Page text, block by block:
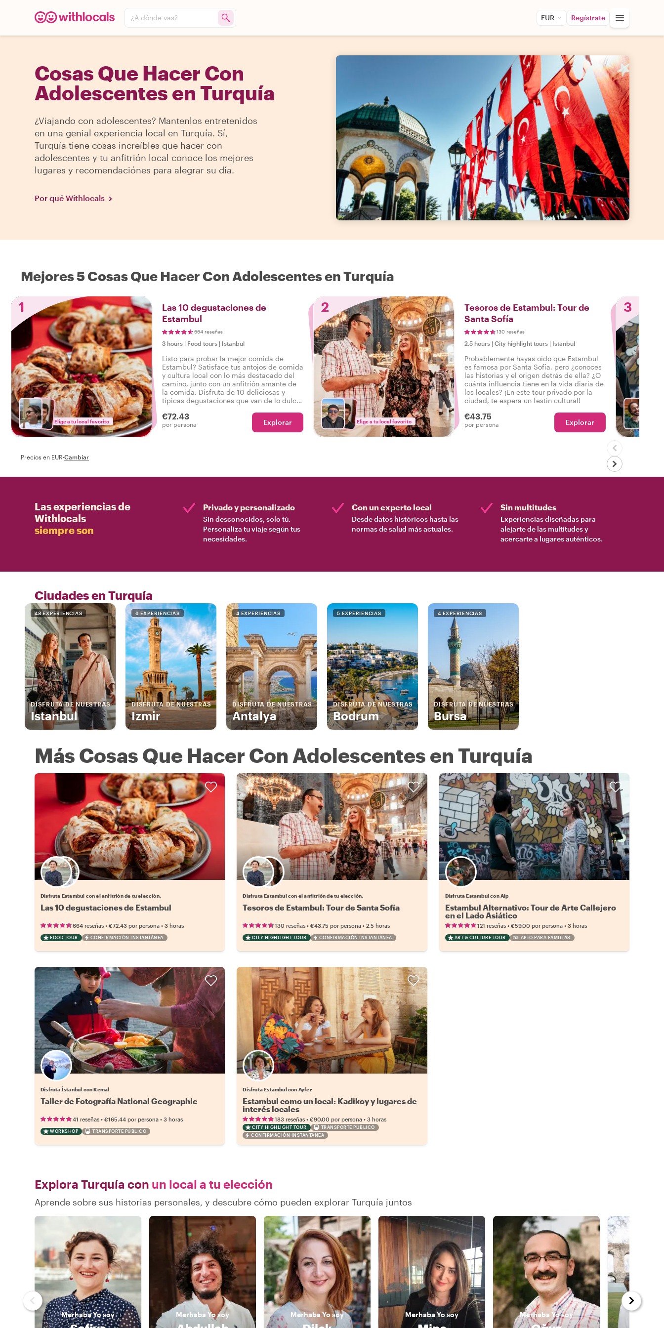
¿A dónde vas? EUR Regístrate
Cosas Que Hacer Con
Adolescentes en Turquía
¿Viajando con adolescentes? Mantenlos entretenidos
en una genial experiencia local en Turquía. Sí,
Turquía tiene cosas increíbles que hacer con
adolescentes y tu anfitrión local conoce los mejores
lugares y recomendaciónes para alegrar su día.
Por qué Withlocals
Mejores 5 Cosas Que Hacer Con Adolescentes en Turquía
1
Elige a tu local favorito
Las 10 degustaciones de
Estambul
664 reseñas
3 hours | Food tours | Istanbul
Listo para probar la mejor comida de
Estambul? Satisface tus antojos de comida
y cultura local con lo más destacado del
camino, junto con un anfitrión amante de
la comida. Disfruta de 10 deliciosas y
típicas degustaciones que van de lo dulce
sabroso tour gastronómico por Estambul.
€72.43
por persona Explorar
2
Elige a tu local favorito
Tesoros de Estambul: Tour de
Santa Sofía
130 reseñas
2.5 hours | City highlight tours | Istanbul
Probablemente hayas oído que Estambul
es famosa por Santa Sofía, pero ¿conoces
las historias y el origen detrás de ella? ¿O
cuánta influencia tiene en la vida diaria de
los locales? ¡En este tour privado por la
ciudad, te espera un festín cultural!
€43.75
por persona Explorar
3
Precios en EUR·Cambiar
Las experiencias de
Withlocals
siempre son
Privado y personalizado
Sin desconocidos, solo tú.
Personaliza tu viaje según tus
necesidades.
Con un experto local
Desde datos históricos hasta las
normas de salud más actuales.
Sin multitudes
Experiencias diseñadas para
alejarte de las multitudes y
acercarte a lugares auténticos.
Ciudades en Turquía
48 EXPERIENCIAS
DISFRUTA DE NUESTRAS
Istanbul
6 EXPERIENCIAS
DISFRUTA DE NUESTRAS
Izmir
4 EXPERIENCIAS
DISFRUTA DE NUESTRAS
Antalya
5 EXPERIENCIAS
DISFRUTA DE NUESTRAS
Bodrum
4 EXPERIENCIAS
DISFRUTA DE NUESTRAS
Bursa
Más Cosas Que Hacer Con Adolescentes en Turquía
Elige tu local favorito
Disfruta Estambul con el anfitrión de tu elección.
Las 10 degustaciones de Estambul
664 reseñas • €72.43 por persona • 3 horas
FOOD TOUR CONFIRMACIÓN INSTANTÁNEA
Elige tu local favorito
Disfruta Estambul con el anfitrión de tu elección.
Tesoros de Estambul: Tour de Santa Sofía
130 reseñas •€43.75 por persona •2.5 horas
CITY HIGHLIGHT TOUR CONFIRMACIÓN INSTANTÁNEA
Disfruta Estambul con Alp
Estambul Alternativo: Tour de Arte Callejero
en el Lado Asiático
121 reseñas• €59.00 por persona• 3 horas
ART & CULTURE TOUR APTO PARA FAMILIAS
Disfruta İstanbul con Kemal
Taller de Fotografía National Geographic
41 reseñas • €165.44 por persona • 3 horas
WORKSHOP TRANSPORTE PÚBLICO
Disfruta Estambul con Ayfer
Estambul como un local: Kadikoy y lugares de
interés locales
183 reseñas •€90.00 por persona •3 horas
CITY HIGHLIGHT TOUR
TRANSPORTE PÚBLICO
CONFIRMACIÓN INSTANTÁNEA
Explora Turquía con un local a tu elección
Aprende sobre sus historias personales, y descubre cómo pueden explorar Turquía juntos
MerhabaYo soy Merhaba Yo soy MerhabaYo soy Merhaba Yo soy Merhaba Yo soy Merhaba